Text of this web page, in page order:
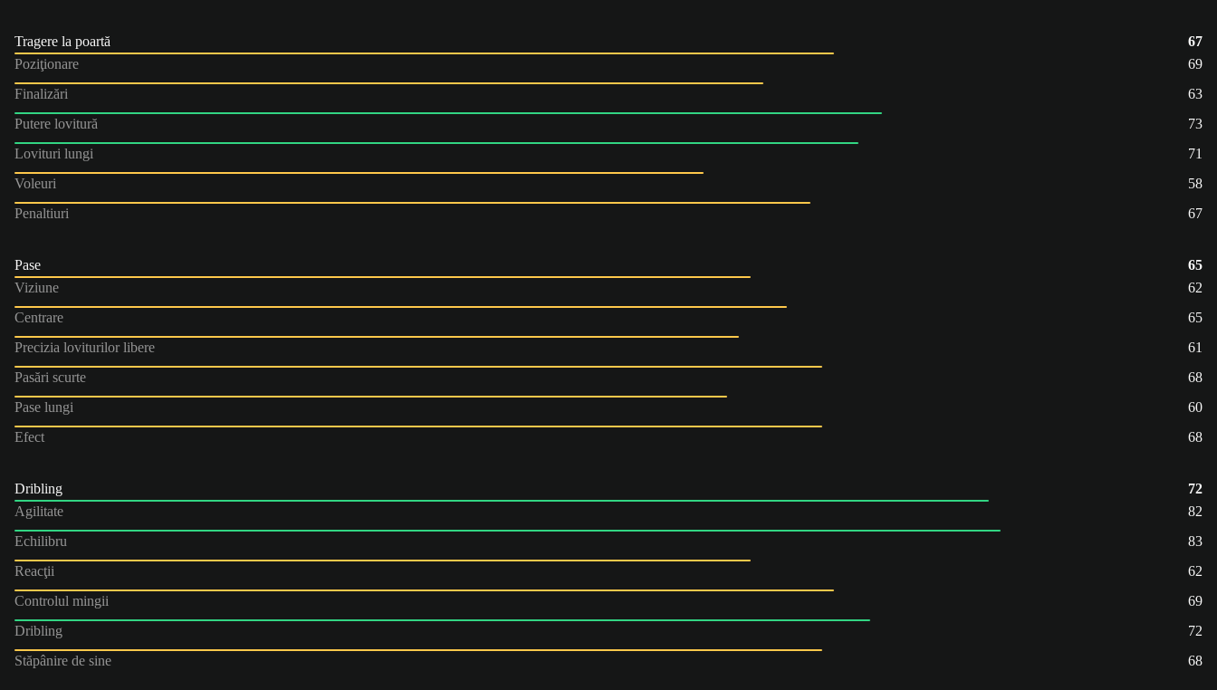
Tragere la poartă
67
Poziţionare
69
Finalizări
63
Putere lovitură
73
Lovituri lungi
71
Voleuri
58
Penaltiuri
67
Pase
65
Viziune
62
Centrare
65
Precizia loviturilor libere
61
Pasări scurte
68
Pase lungi
60
Efect
68
Dribling
72
Agilitate
82
Echilibru
83
Reacţii
62
Controlul mingii
69
Dribling
72
Stăpânire de sine
68